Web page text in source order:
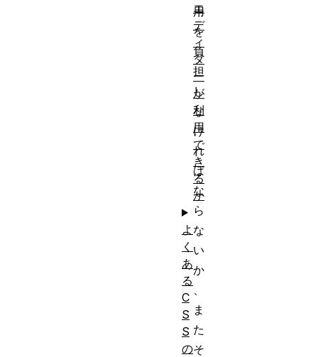
用
を
負
担
し
な
け
れ
ば
な
ら
な
い
か
ま
た
そ
エ
デ
ィ
タ
ー
が
利
用
で
き
る
か
よ
く
あ
る
C
S
S
の